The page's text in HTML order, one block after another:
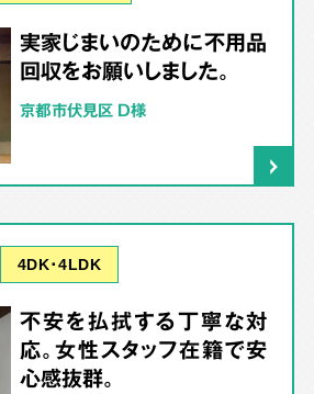
実家じまいのために不用品
回収をお願いしました。
京都市伏見区 D様
4DK･4LDK
不安を払拭する丁寧な対
応。女性スタッフ在籍で安
心感抜群。